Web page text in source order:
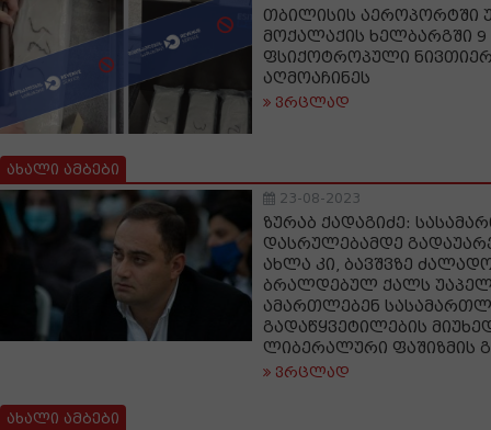
თბილისის აეროპორტში
მოქალაქის ხელბარგში 9
ფსიქოტროპული
აღმოაჩინეს
ვრცლად
ახალი ამბები
23-08-2023
ზურაბ ქადაგიძე:
დასრულებამდე
ახლა კი, ბავშვზე
ბრალდებულ ქალს
ამართლებენ
გადაწყვეტილების
ლიბერალური ფაშიზმის
ვრცლად
ახალი ამბები